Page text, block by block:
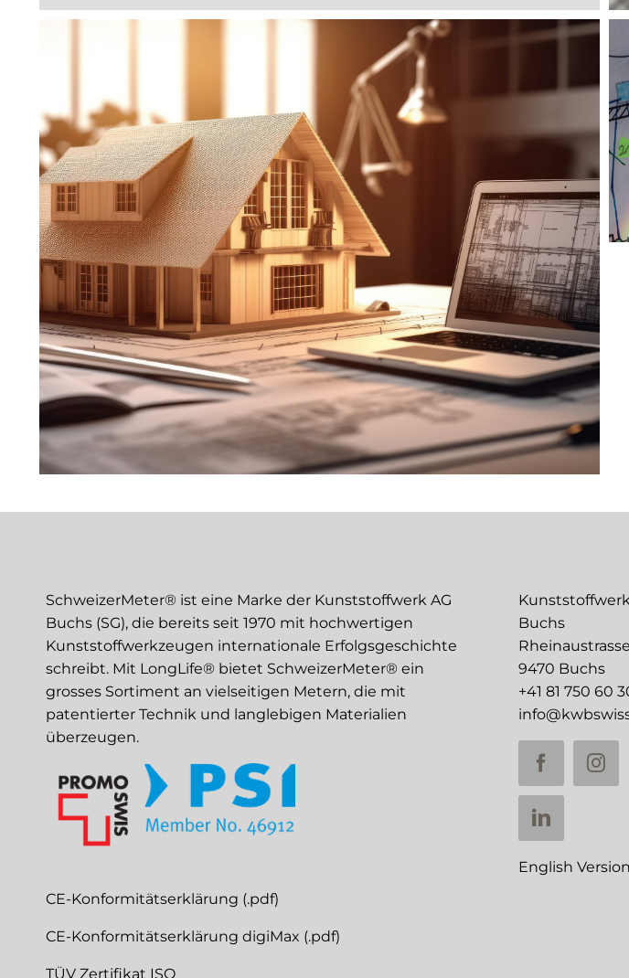
SchweizerMeter® ist eine Marke der Kunststoffwerk AG
Buchs (SG), die bereits seit 1970 mit hochwertigen
Kunststoffwerkzeugen internationale Erfolgsgeschichte
schreibt. Mit LongLife® bietet SchweizerMeter® ein
grosses Sortiment an vielseitigen Metern, die mit
patentierter Technik und langlebigen Materialien
überzeugen.
CE-Konformitätserklärung (.pdf)
CE-Konformitätserklärung digiMax (.pdf)
TÜV Zertifikat ISO
Buchs
9470 Buchs
+41 81 750 60
English Version